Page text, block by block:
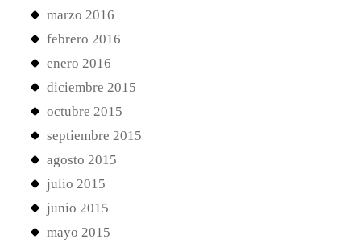
marzo 2016
febrero 2016
enero 2016
diciembre 2015
octubre 2015
septiembre 2015
agosto 2015
julio 2015
junio 2015
mayo 2015